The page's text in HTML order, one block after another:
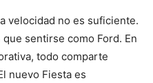
velocidad no es suficiente.
sentirse como Ford. En
todo comparte
nuevo Fiesta es